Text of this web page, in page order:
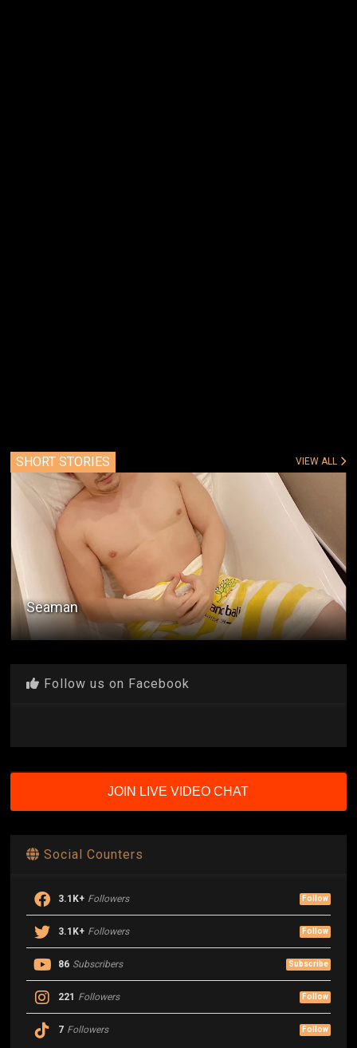
SHORT STORIES VIEW ALL
Seaman
Follow us on Facebook
JOIN LIVE VIDEO CHAT
Social Counters
3.1K+ Followers Follow
3.1K+ Followers Follow
86 Subscribers Subscribe
221 Followers Follow
7 Followers Follow